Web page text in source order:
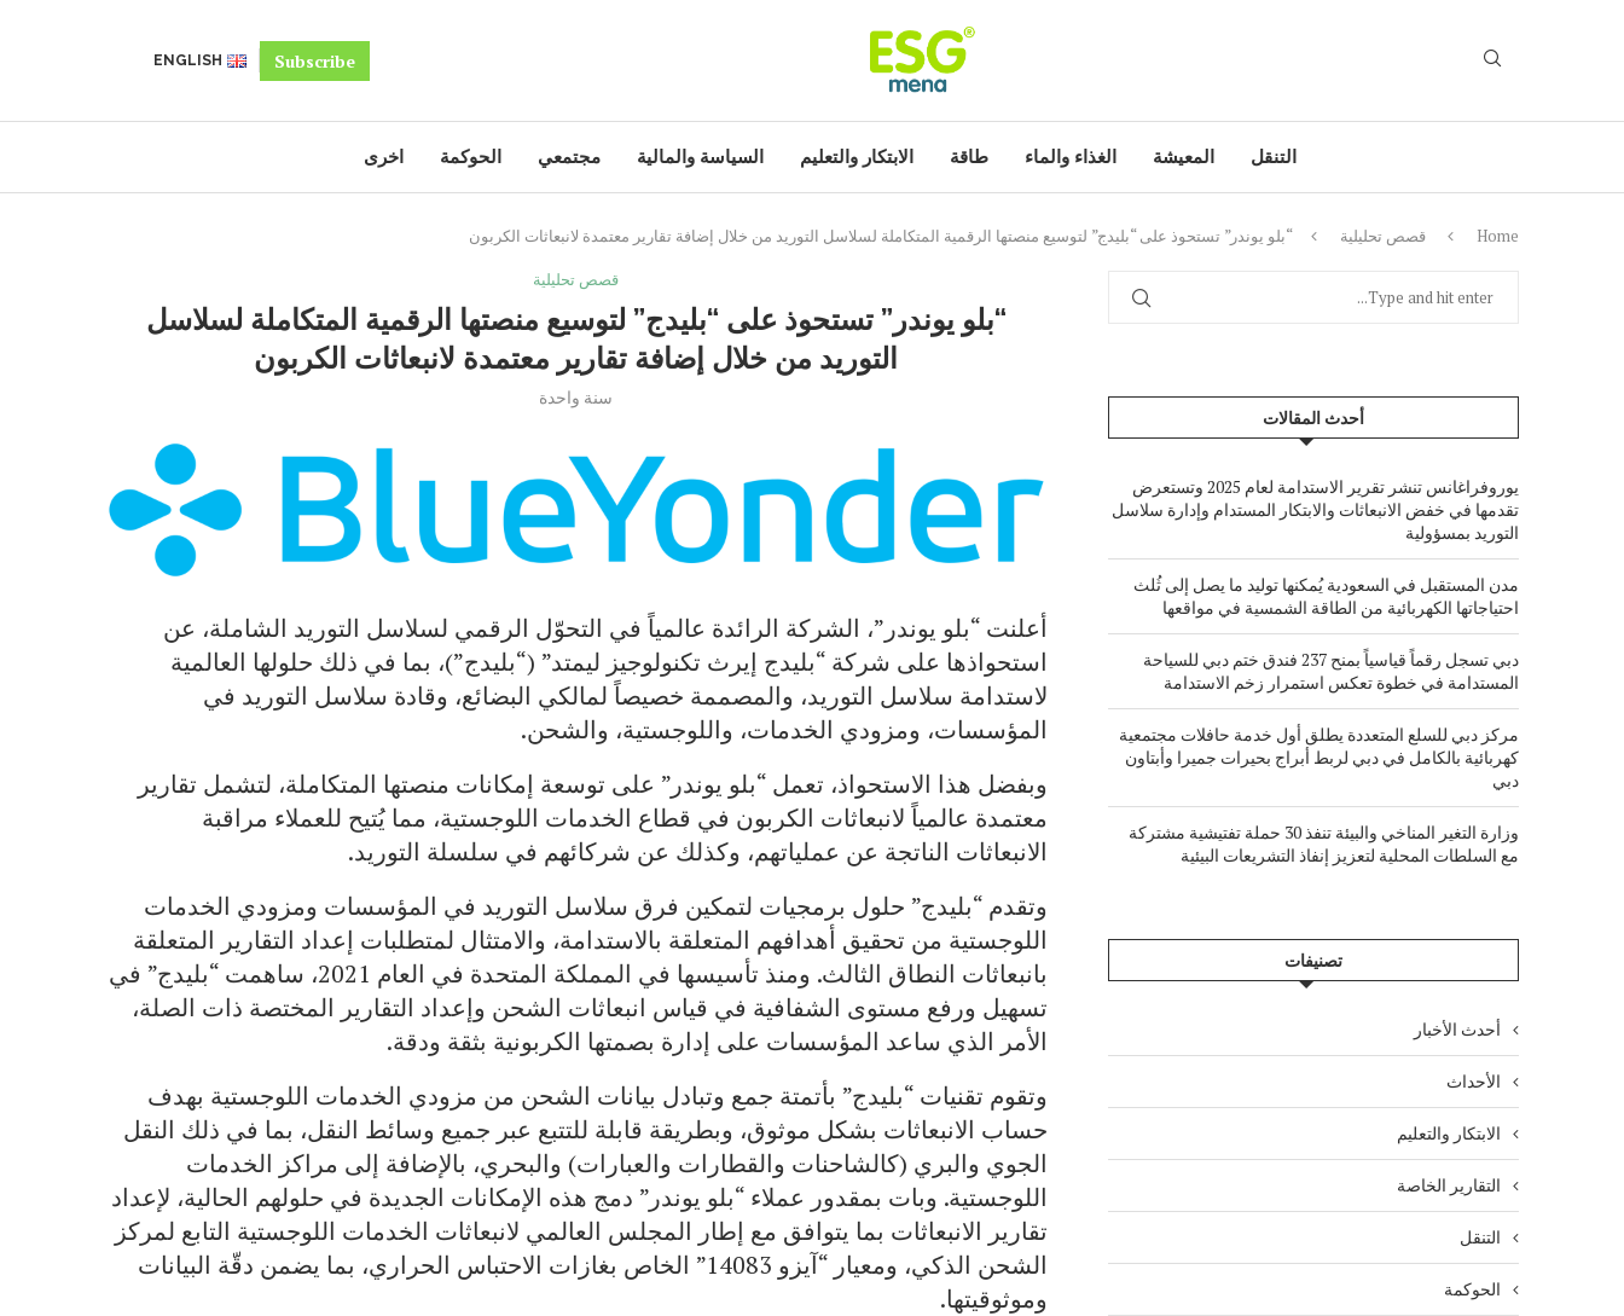
Subscribe
ENGLISH
التنقل المعيشة الغذاء والماء طاقة الابتكار والتعليم السياسة والمالية مجتمعي الحوكمة اخرى
Home قصص تحليلية
“بلو يوندر” تستحوذ على “بليدج” لتوسيع منصتها الرقمية المتكاملة لسلاسل التوريد من خلال إضافة تقارير معتمدة لانبعاثات الكربون
قصص تحليلية
“بلو يوندر” تستحوذ على “بليدج” لتوسيع منصتها الرقمية المتكاملة لسلاسل
التوريد من خلال إضافة تقارير معتمدة لانبعاثات الكربون
سنة واحدة
أعلنت “بلو يوندر”، الشركة الرائدة عالمياً في التحوّل الرقمي لسلاسل التوريد الشاملة، عن
استحواذها على شركة “بليدج إيرث تكنولوجيز ليمتد” (“بليدج”)، بما في ذلك حلولها العالمية
لاستدامة سلاسل التوريد، والمصممة خصيصاً لمالكي البضائع، وقادة سلاسل التوريد في
المؤسسات، ومزودي الخدمات، واللوجستية، والشحن.
وبفضل هذا الاستحواذ، تعمل “بلو يوندر” على توسعة إمكانات منصتها المتكاملة، لتشمل تقارير
معتمدة عالمياً لانبعاثات الكربون في قطاع الخدمات اللوجستية، مما يُتيح للعملاء مراقبة
الانبعاثات الناتجة عن عملياتهم، وكذلك عن شركائهم في سلسلة التوريد.
وتقدم “بليدج” حلول برمجيات لتمكين فرق سلاسل التوريد في المؤسسات ومزودي الخدمات
اللوجستية من تحقيق أهدافهم المتعلقة بالاستدامة، والامتثال لمتطلبات إعداد التقارير المتعلقة
بانبعاثات النطاق الثالث. ومنذ تأسيسها في المملكة المتحدة في العام 2021، ساهمت “بليدج” في
تسهيل ورفع مستوى الشفافية في قياس انبعاثات الشحن وإعداد التقارير المختصة ذات الصلة،
الأمر الذي ساعد المؤسسات على إدارة بصمتها الكربونية بثقة ودقة.
وتقوم تقنيات “بليدج” بأتمتة جمع وتبادل بيانات الشحن من مزودي الخدمات اللوجستية بهدف
حساب الانبعاثات بشكل موثوق، وبطريقة قابلة للتتبع عبر جميع وسائط النقل، بما في ذلك النقل
الجوي والبري (كالشاحنات والقطارات والعبارات) والبحري، بالإضافة إلى مراكز الخدمات
اللوجستية. وبات بمقدور عملاء “بلو يوندر” دمج هذه الإمكانات الجديدة في حلولهم الحالية، لإعداد
تقارير الانبعاثات بما يتوافق مع إطار المجلس العالمي لانبعاثات الخدمات اللوجستية التابع لمركز
الشحن الذكي، ومعيار “آيزو 14083” الخاص بغازات الاحتباس الحراري، بما يضمن دقّة البيانات
وموثوقيتها.
أحدث المقالات
يوروفراغانس تنشر تقرير الاستدامة لعام 2025 وتستعرض
تقدمها في خفض الانبعاثات والابتكار المستدام وإدارة سلاسل
التوريد بمسؤولية
مدن المستقبل في السعودية يُمكنها توليد ما يصل إلى ثُلث
احتياجاتها الكهربائية من الطاقة الشمسية في مواقعها
دبي تسجل رقماً قياسياً بمنح 237 فندق ختم دبي للسياحة
المستدامة في خطوة تعكس استمرار زخم الاستدامة
مركز دبي للسلع المتعددة يطلق أول خدمة حافلات مجتمعية
كهربائية بالكامل في دبي لربط أبراج بحيرات جميرا وأبتاون
دبي
وزارة التغير المناخي والبيئة تنفذ 30 حملة تفتيشية مشتركة
مع السلطات المحلية لتعزيز إنفاذ التشريعات البيئية
تصنيفات
أحدث الأخبار
الأحداث
الابتكار والتعليم
التقارير الخاصة
التنقل
الحوكمة